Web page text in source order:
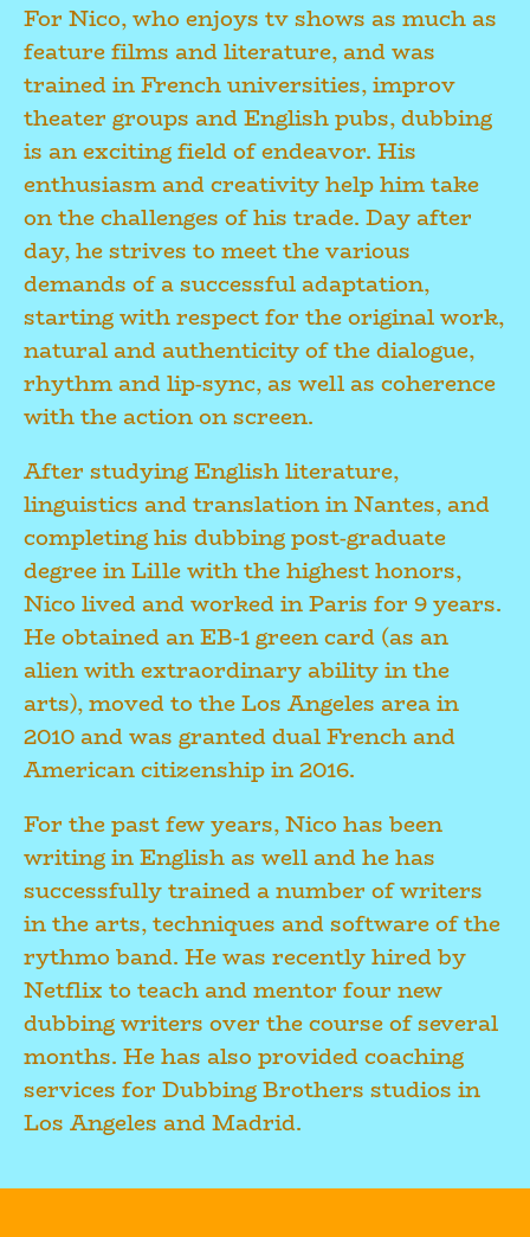
For Nico, who enjoys tv shows as much as
feature films and literature, and was
trained in French universities, improv
theater groups and English pubs, dubbing
is an exciting field of endeavor. His
enthusiasm and creativity help him take
on the challenges of his trade. Day after
day, he strives to meet the various
demands of a successful adaptation,
starting with respect for the original work,
natural and authenticity of the dialogue,
rhythm and lip-sync, as well as coherence
with the action on screen.
After studying English literature,
linguistics and translation in Nantes, and
completing his dubbing post-graduate
degree in Lille with the highest honors,
Nico lived and worked in Paris for 9 years.
He obtained an EB-1 green card (as an
alien with extraordinary ability in the
arts), moved to the Los Angeles area in
2010 and was granted dual French and
American citizenship in 2016.
For the past few years, Nico has been
writing in English as well and he has
successfully trained a number of writers
in the arts, techniques and software of the
rythmo band. He was recently hired by
Netflix to teach and mentor four new
dubbing writers over the course of several
months. He has also provided coaching
services for Dubbing Brothers studios in
Los Angeles and Madrid.